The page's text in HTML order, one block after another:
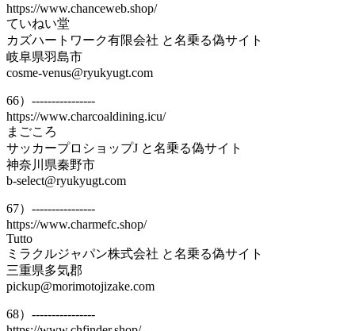
https://www.chanceweb.shop/
ていねい堂
カズハートワーク有限会社 と名乗る偽サイト
岐阜県羽島市
cosme-venus@ryukyugt.com
66）----------------
https://www.charcoaldining.icu/
まごころ
サッカープロショップJ と名乗る偽サイト
神奈川県秦野市
b-select@ryukyugt.com
67）----------------
https://www.charmefc.shop/
Tutto
ミラクルジャパン株式会社 と名乗る偽サイト
三重県多気郡
pickup@morimotojizake.com
68）----------------